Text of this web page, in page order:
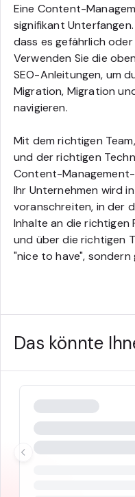
Eine Content-
signifikant
dass es gefährlich
Verwenden Sie die
SEO-Anleitungen, um
Migration, Migration
navigieren.
Mit dem richtigen
und der richtigen
Content-
Ihr Unternehmen wird
voranschreiten, in der
Inhalte an die richtigen
und über die richtigen
"nice to have",
Das könnte